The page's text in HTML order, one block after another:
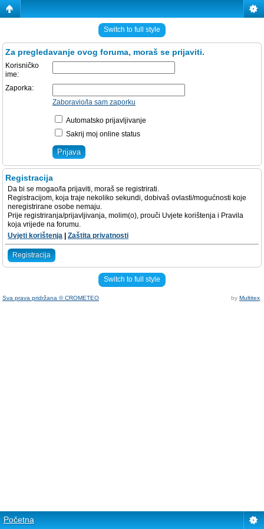
Switch to full style
Za pregledavanje ovog foruma, moraš se prijaviti.
Korisničko
ime:
Zaporka:
Zaboravio/la sam zaporku
Automatsko prijavljivanje
Sakrij moj online status
Registracija
Da bi se mogao/la prijaviti, moraš se registrirati.
Registracijom, koja traje nekoliko sekundi, dobivaš ovlasti/mogućnosti koje
neregistrirane osobe nemaju.
Prije registriranja/prijavljivanja, molim(o), prouči Uvjete korištenja i Pravila
koja vrijede na forumu.
Uvjeti korištenja
Zaštita privatnosti
Registracija
Switch to full style
Sva prava pridržana © CROMETEO by Multitex
Početna